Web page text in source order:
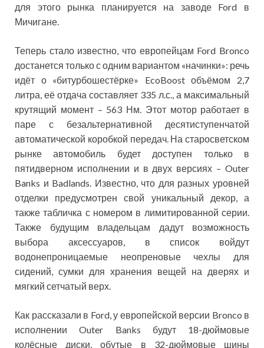
для этого рынка планируется на заводе Ford в
Мичигане.
Теперь стало известно, что европейцам Ford Bronco
достанется только с одним вариантом «начинки»: речь
идёт о «битурбошестёрке» EcoBoost объёмом 2,7
литра, её отдача составляет 335 л.с., а максимальный
крутящий момент – 563 Нм. Этот мотор работает в
паре с безальтернативной десятиступенчатой
автоматической коробкой передач. На старосветском
рынке автомобиль будет доступен только в
пятидверном исполнении и в двух версиях – Outer
Banks и Badlands. Известно, что для разных уровней
отделки предусмотрен свой уникальный декор, а
также табличка с номером в лимитированной серии.
Также будущим владельцам дадут возможность
выбора аксессуаров, в список войдут
водонепроницаемые неопреновые чехлы для
сидений, сумки для хранения вещей на дверях и
мягкий сетчатый верх.
Как рассказали в Ford, у европейской версии Bronco в
исполнении Outer Banks будут 18-дюймовые
колёсные диски, обутые в 32-дюймовые шины